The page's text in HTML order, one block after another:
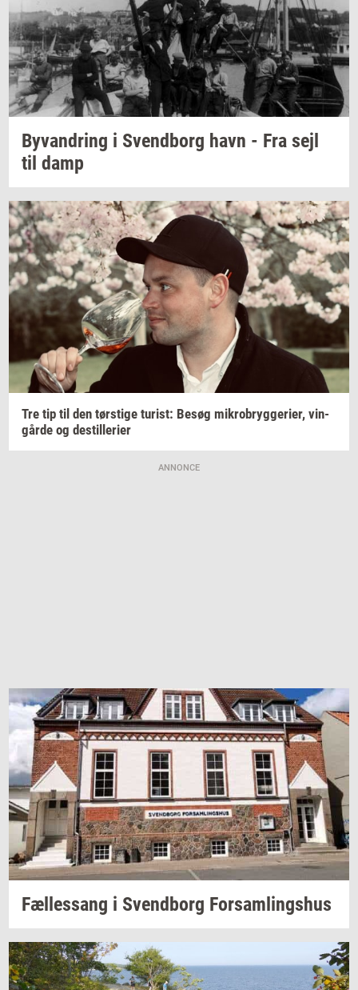
Byvan­dring i Svend­borg havn - Fra sejl
til damp
Tre tip til den tørsti­ge turist: Besøg mi­kro­bryg­ge­ri­er, vin­
går­de og destil­le­ri­er
ANNONCE
Fæl­les­sang i Svend­borg For­sam­lings­hus